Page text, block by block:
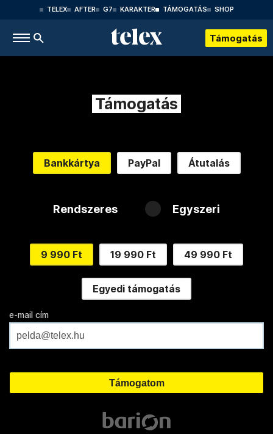
TELEX AFTER G7 KARAKTER TÁMOGATÁS SHOP
Támogatás
Támogatás
Bankkártya PayPal Átutalás
Rendszeres Egyszeri
9 990 Ft 19 990 Ft 49 990 Ft
Egyedi támogatás
e-mail cím